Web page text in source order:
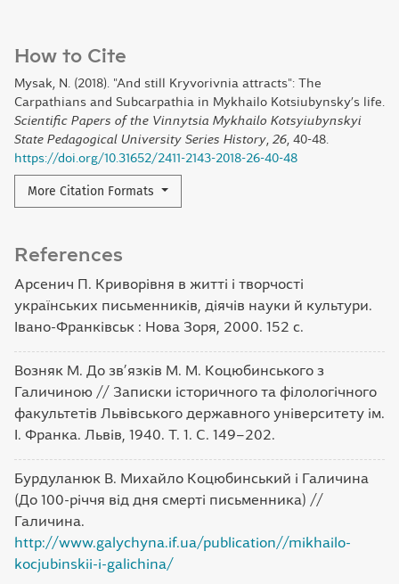
How to Cite
Mysak, N. (2018). "And still Kryvorivnia attracts": The
Carpathians and Subcarpathia in Mykhailo Kotsiubynsky’s life.
Scientific Papers of the Vinnytsia Mykhailo Kotsyiubynskyi
State Pedagogical University Series History 26 , 40-48.
https://doi.org/10.31652/2411-2143-2018-26-40-48
More Citation Formats
References
Арсенич П. Криворівня в житті і творчості
українських письменників, діячів науки й культури.
Івано-Франківськ : Нова Зоря, 2000. 152 с.
Возняк М. До зв’язків М. М. Коцюбинського з
Галичиною // Записки історичного та філологічного
факультетів Львівського державного університету ім.
І. Франка. Львів, 1940. Т. 1. С. 149–202.
Бурдуланюк В. Михайло Коцюбинський і Галичина
(До 100-річчя від дня смерті письменника) //
Галичина.
http://www.galychyna.if.ua/publication//mikhailo-
kocjubinskii-i-galichina/